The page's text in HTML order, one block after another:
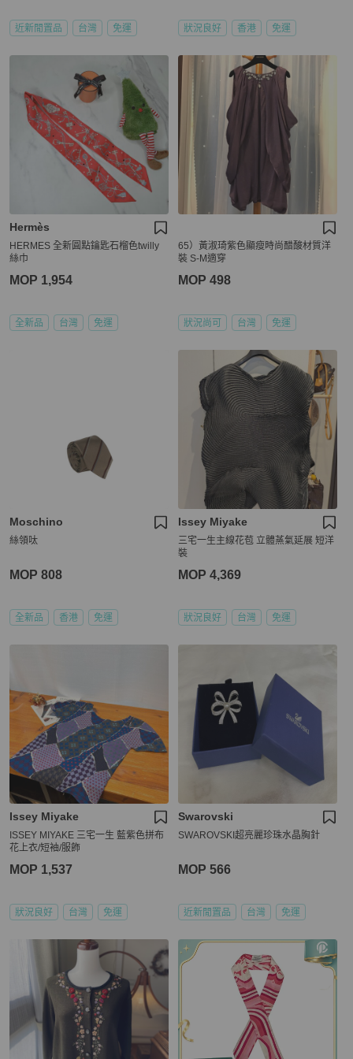
近新閒置品 台灣 免運 狀況良好 香港 免運
Hermès
HERMES 全新圓點鑰匙石榴色twilly
絲巾
MOP 1,954
全新品 台灣 免運
65）黃淑琦紫色顯瘦時尚醋酸材質洋
裝 S-M適穿
MOP 498
狀況尚可 台灣 免運
Moschino
絲領呔
MOP 808
全新品 香港 免運
Issey Miyake
三宅一生主線花苞 立體蒸氣延展 短洋
裝
MOP 4,369
狀況良好 台灣 免運
Issey Miyake
ISSEY MIYAKE 三宅一生 藍紫色拼布
花上衣/短袖/服飾
MOP 1,537
狀況良好 台灣 免運
Swarovski
SWAROVSKI超亮麗珍珠水晶胸針
MOP 566
近新閒置品 台灣 免運